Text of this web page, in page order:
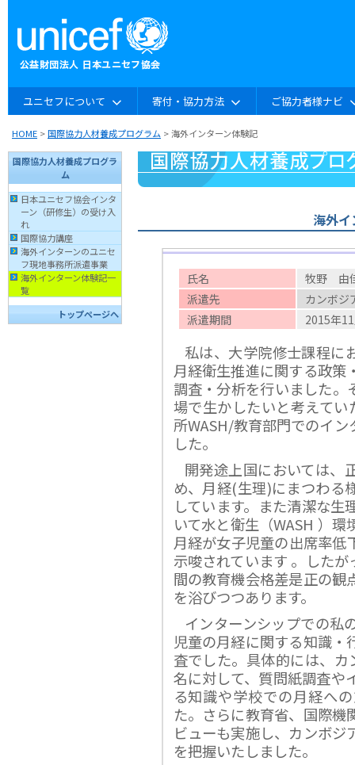
ユニセフについて 寄付・協力方法 ご協力者様ナビ
HOME >国際協力人材養成プログラム > 海外インターン体験記
国際協力人材養成プログラ
ム
日本ユニセフ協会インタ
ーン（研修生）の受け入
れ
国際協力講座
海外インターンのユニセ
フ現地事務所派遣事業
海外インターン体験記一
覧
トップページへ
海外
氏名
牧野 由
派遣先
カンボジ
派遣期間
2015年
私は、大学院修士課程に
月経衛生推進に関する政策
調査・分析を行いました。
場で生かしたいと考えて
所WASH/教育部門でのイ
した。
開発途上国においては、
め、月経(生理)にまつわる
しています。また清潔な
いて水と衛生（WASH ）
月経が女子児童の出席率低
示唆されています 。した
間の教育機会格差是正の観
を浴びつつあります。
インターンシップでの私
児童の月経に関する知識
査でした。具体的には、
名に対して、質問紙調査や
る知識や学校での月経へ
た。さらに教育省、国際
ビューも実施し、カンボ
を把握いたしました。